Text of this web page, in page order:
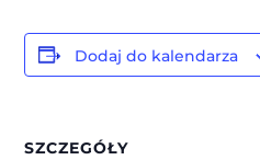
Dodaj do kalendarza
SZCZEGÓŁY